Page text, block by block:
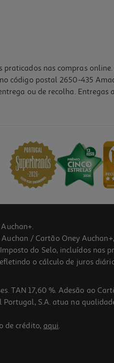
nas compras
código postal 2650-435
ou de recolha.
/ Cartão Oney
do Selo, incluídos nas
o cálculo de juros
TAN 17,60 %. Adesão ao
S.A. atua na
de crédito, aqui.